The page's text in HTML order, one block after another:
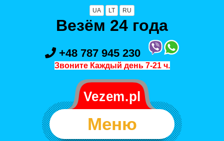
UA LT RU
Везём 24 года
+48 787 945 230
Звоните Каждый день 7-21 ч.
Меню